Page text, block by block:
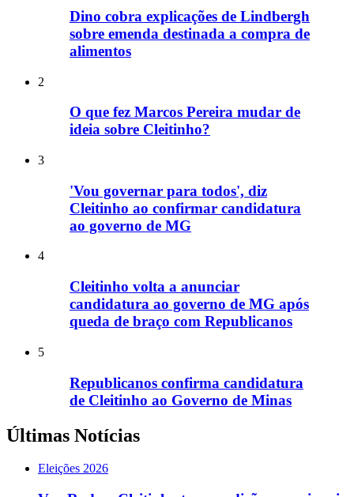
Dino cobra explicações de Lindbergh
sobre emenda destinada a compra de
alimentos
2
O que fez Marcos Pereira mudar de
ideia sobre Cleitinho?
3
'Vou governar para todos', diz
Cleitinho ao confirmar candidatura
ao governo de MG
4
Cleitinho volta a anunciar
candidatura ao governo de MG após
queda de braço com Republicanos
5
Republicanos confirma candidatura
de Cleitinho ao Governo de Minas
Últimas Notícias
Eleições 2026